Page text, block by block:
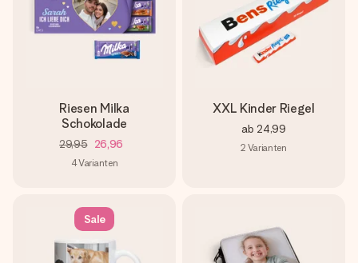
Riesen Milka
Schokolade
29,95 26,96
4Varianten
XXL Kinder Riegel
ab 24,99
2 Varianten
Sale